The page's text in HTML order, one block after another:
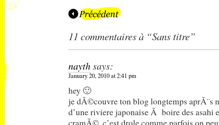
11 commentaires à “Sans titre”
naythsays:
January 20, 2010 at 2:41 pm
hey 🙂
je dÃ©couvre ton blog longtemps aprÃ¨s
d’une riviere japonaise Ã boire des asahi
cramÃ©, c’est drole comme parfois on